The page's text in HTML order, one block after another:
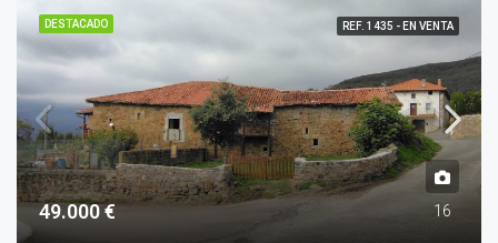
DESTACADO REF. 1435 - EN VENTA
49.000 € 16